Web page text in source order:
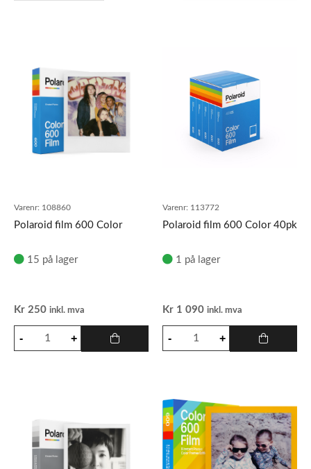
Varenr: 108860
Polaroid film 600 Color
15 på lager
Kr 250 inkl. mva
Varenr: 113772
Polaroid film 600 Color 40pk
1 på lager
Kr 1 090 inkl. mva